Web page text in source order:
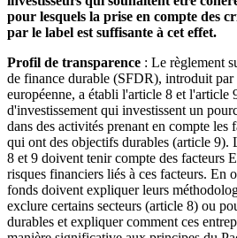
pour lesquels la prise en compte des
par le label est suffisante à cet effet.
Profil de transparence : Le règlement
de finance durable (SFDR), introduit par
européenne, a établi l'article 8 et l'article
d'investissement qui investissent un
dans des activités prenant en compte les
qui ont des objectifs durables (article 9).
8 et 9 doivent tenir compte des facteurs
risques financiers liés à ces facteurs. En
fonds doivent expliquer leurs
exclure certains secteurs (article 8) ou
durables et expliquer comment ces